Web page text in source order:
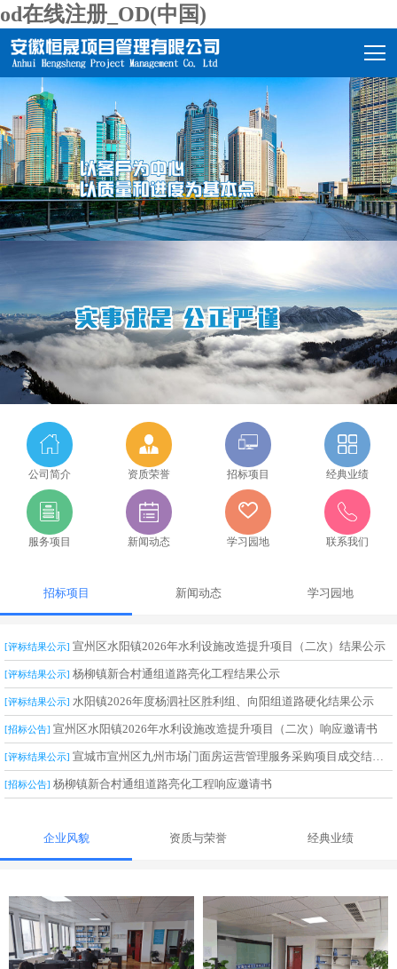
od在线注册_OD(中国)
公司简介 资质荣誉 招标项目 经典业绩
服务项目 新闻动态 学习园地 联系我们
招标项目 新闻动态 学习园地
[评标结果公示] 宣州区水阳镇2026年水利设施改造提升项目（二次）结果公示
[评标结果公示] 杨柳镇新合村通组道路亮化工程结果公示
[评标结果公示] 水阳镇2026年度杨泗社区胜利组、向阳组道路硬化结果公示
[招标公告] 宣州区水阳镇2026年水利设施改造提升项目（二次）响应邀请书
[评标结果公示] 宣城市宣州区九州市场门面房运营管理服务采购项目成交结果公告
[招标公告] 杨柳镇新合村通组道路亮化工程响应邀请书
企业风貌 资质与荣誉 经典业绩